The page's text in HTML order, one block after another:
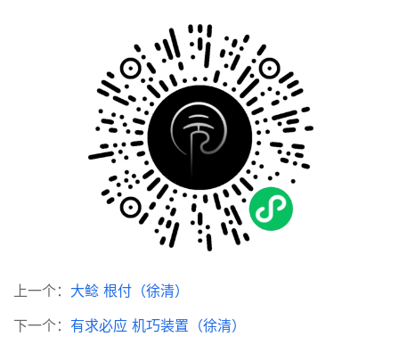
上一个： 大鲶 根付（徐清）
下一个： 有求必应 机巧装置（徐清）